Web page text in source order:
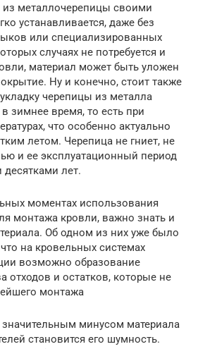
из металлочерепицы своими
устанавливается, даже без
или специализированных
случаях не потребуется и
материал может быть уложен
Ну и конечно, стоит также
черепицы из металла
зимнее время, то есть при
что особенно актуально
летом. Черепица не гниет, не
и ее эксплуатационный период
лет.
моментах использования
монтажа кровли, важно знать и
Об одном из них уже было
на кровельных системах
возможно образование
отходов и остатков, которые не
монтажа
минусом материала
становится его шумность.